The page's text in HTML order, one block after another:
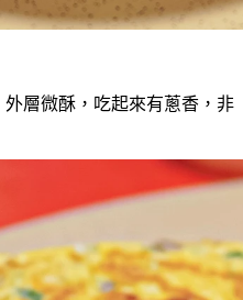
外層微酥，吃起來有蔥香，非